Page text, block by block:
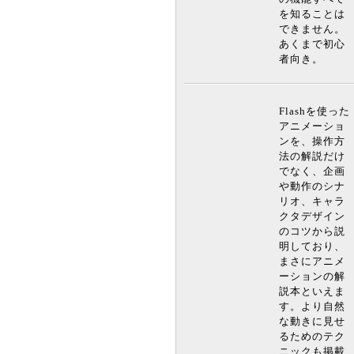
を知ることは
できません。
あくまで初心
者向き。
Flashを使った
アニメーショ
ンを、操作方
法の解説だけ
でなく、企画
や動作のシナ
リオ、キャラ
クタデザイン
のコツから説
明しており、
まさにアニメ
ーションの解
説本といえま
す。より自然
な動きに見せ
るためのテク
ニックも掲載